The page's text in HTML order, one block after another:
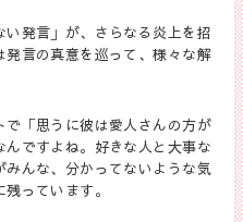
発言」が、さらなる炎上を招
言の真意を巡って、様々な解
「思うに彼は愛人さんの方が
ですよね。好きな人と大事な
んな、分かってないような気
っています。